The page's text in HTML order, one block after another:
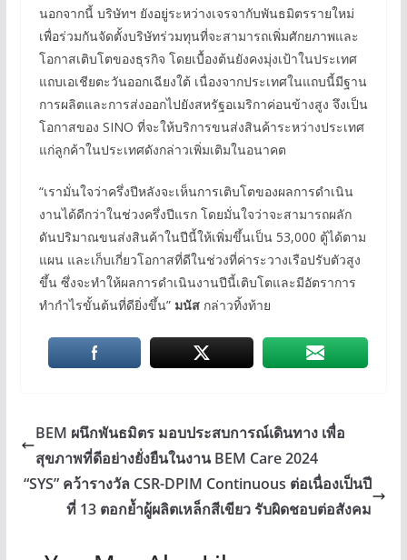
นอกจากนี้ บริษัทฯ ยังอยู่ระหว่างเจรจากับพันธมิตรรายใหม่
เพื่อร่วมกันจัดตั้งบริษัทร่วมทุนที่จะสามารถเพิ่มศักยภาพและ
โอกาสเติบโตของธุรกิจ โดยเบื้องต้นยังคงมุ่งเป้าในประเทศ
แถบเอเชียตะวันออกเฉียงใต้ เนื่องจากประเทศในแถบนี้มีฐาน
การผลิตและการส่งออกไปยังสหรัฐอเมริกาค่อนข้างสูง จึงเป็น
โอกาสของ SINO ที่จะให้บริการขนส่งสินค้าระหว่างประเทศ
แก่ลูกค้าในประเทศดังกล่าวเพิ่มเติมในอนาคต
“เรามั่นใจว่าครึ่งปีหลังจะเห็นการเติบโตของผลการดำเนิน
งานได้ดีกว่าในช่วงครึ่งปีแรก โดยมั่นใจว่าจะสามารถผลัก
ดันปริมาณขนส่งสินค้าในปีนี้ให้เพิ่มขึ้นเป็น 53,000 ตู้ได้ตาม
แผน และเก็บเกี่ยวโอกาสที่ดีในช่วงที่ค่าระวางเรือปรับตัวสูง
ขึ้น ซึ่งจะทำให้ผลการดำเนินงานปีนี้เติบโตและมีอัตราการ
ทำกำไรขั้นต้นที่ดียิ่งขึ้น” มนัส กล่าวทิ้งท้าย
BEM ผนึกพันธมิตร มอบประสบการณ์เดินทาง เพื่อ
สุขภาพที่ดีอย่างยั่งยืนในงาน BEM Care 2024
“SYS” คว้ารางวัล CSR-DPIM Continuous ต่อเนื่องเป็นปี
ที่ 13 ตอกย้ำผู้ผลิตเหล็กสีเขียว รับผิดชอบต่อสังคม